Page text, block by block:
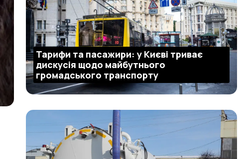
Тарифи та пасажири: у Києві триває
дискусія щодо майбутнього
громадського транспорту